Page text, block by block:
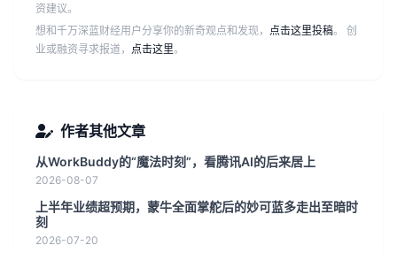
资建议。
想和千万深蓝财经用户分享你的新奇观点和发现， 点击这里投稿。 创
业或融资寻求报道， 点击这里。
作者其他文章
从WorkBuddy的“魔法时刻”，看腾讯AI的后来居上
2026-08-07
上半年业绩超预期，蒙牛全面掌舵后的妙可蓝多走出至暗时
刻
2026-07-20